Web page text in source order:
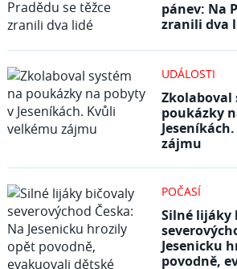
pánev: Na
zranili dva
UDÁLOSTI
Zkolaboval
poukázky
zájmu
POČASÍ
Silné lijáky
Jesenicku
povodně,